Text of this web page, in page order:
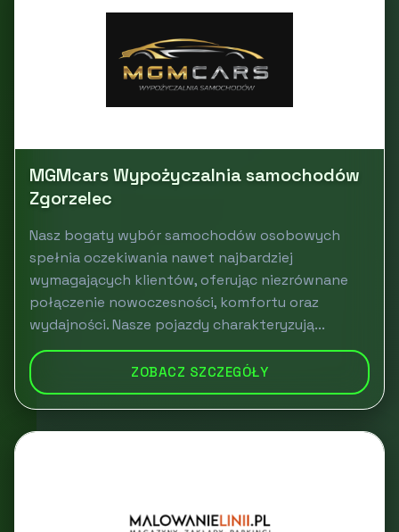
MGMcars Wypożyczalnia samochodów
Zgorzelec
Nasz bogaty wybór samochodów osobowych
spełnia oczekiwania nawet najbardziej
wymagających klientów, oferując niezrównane
połączenie nowoczesności, komfortu oraz
wydajności. Nasze pojazdy charakteryzują...
ZOBACZ SZCZEGÓŁY